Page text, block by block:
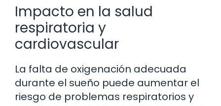
Impacto en la salud
respiratoria y
cardiovascular
La falta de oxigenación adecuada
durante el sueño puede aumentar el
riesgo de problemas respiratorios y